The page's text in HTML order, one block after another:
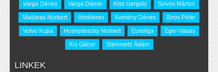
Varga Dénes Varga Dániel Kiss Gergely
Szivós Márton
Madaras Norbert
ötméteres Kemény Dénes
Biros Péter
Volvo Kupa
Hosnyánszky Norbert Euroliga
Eger-Vasas
Kis Gábor
Steinmetz Ádám
LINKEK